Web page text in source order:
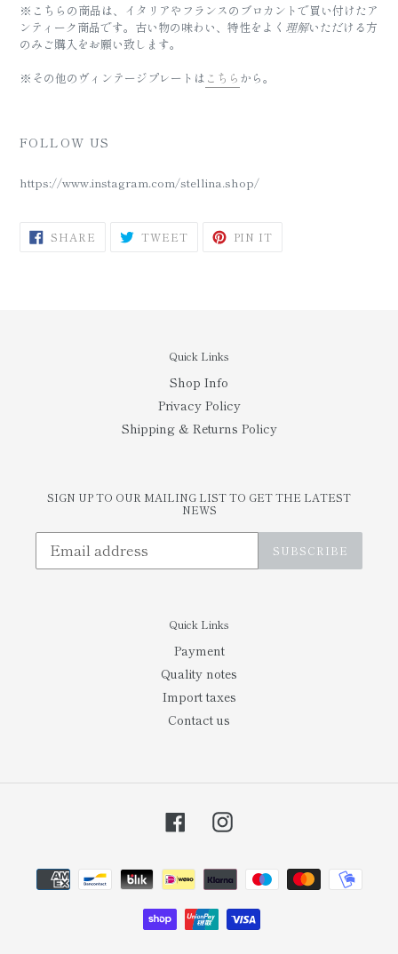
※こちらの商品は、イタリアやフランスのブロカントで買い付けたア
ンティーク商品です。古い物の味わい、特性をよく 理解いただける方
のみご購入をお願い致します。
※その他のヴィンテージプレートは こちら から。
FOLLOW US
https://www.instagram.com/stellina.shop/
SHARE SHARE TWEETTWEET PIN IT
Quick Links
Shop Info
Privacy Policy
Shipping & Returns Policy
SIGN UP TO OUR MAILING LIST TO GET THE LATEST
NEWS
SUBSCRIBE
Quick Links
Payment
Quality notes
Import taxes
Contact us
FacebookInstagram
Payment
methods